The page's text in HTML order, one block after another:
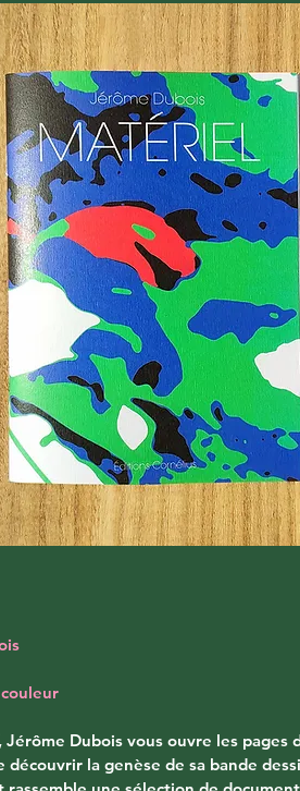
Jérôme Dubois vous ouvre les pages
découvrir la genèse de sa bande